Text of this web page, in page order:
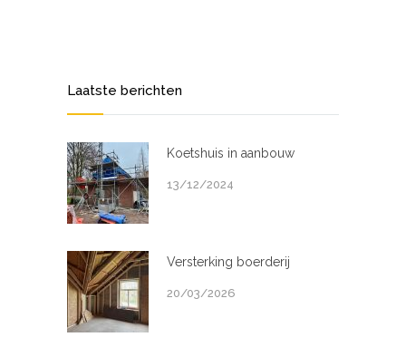
Laatste berichten
Koetshuis in aanbouw
13/12/2024
Versterking boerderij
20/03/2026